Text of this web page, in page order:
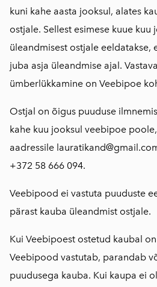
kuni kahe aasta jooksul, alates
ostjale. Sellest esimese kuue kuu
üleandmisest ostjale eeldatakse,
juba asja üleandmise ajal.
ümberlükkamine on Veebipoe
Ostjal on õigus puuduse
kahe kuu jooksul veebipoe
aadressile
+372 58 666 094.
Veebipood ei vastuta puuduste
pärast kauba üleandmist ostjale.
Kui Veebipoest ostetud kaubal
Veebipood vastutab, parandab
puudusega kauba. Kui kaupa ei